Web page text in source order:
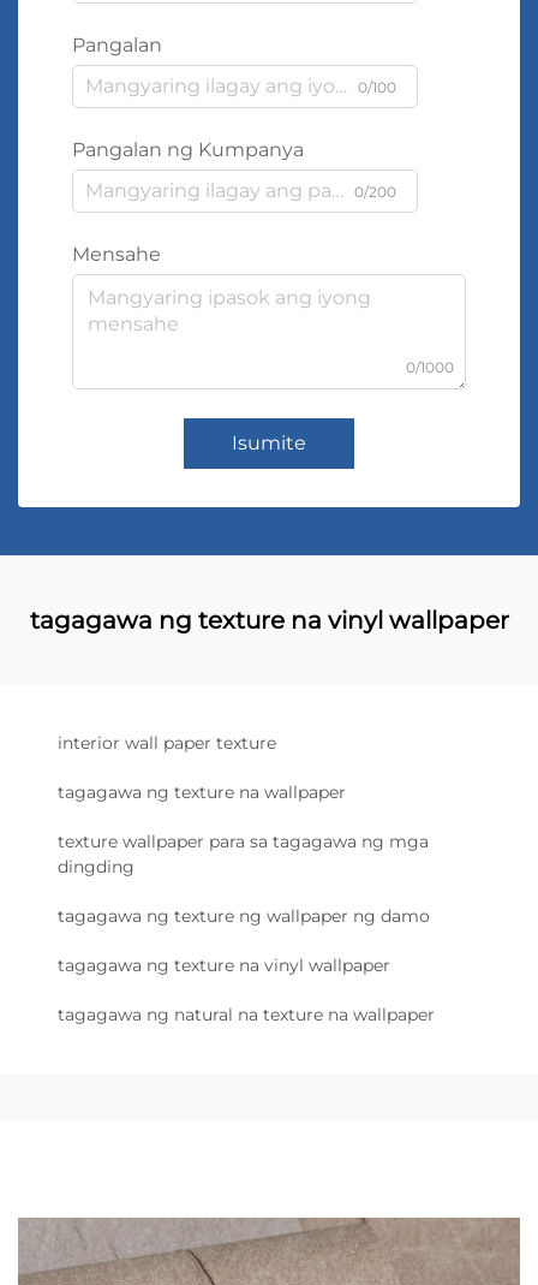
Pangalan
0/100
Pangalan ng Kumpanya
0/200
Mensahe
0/1000
Isumite
tagagawa ng texture na vinyl wallpaper
interior wall paper texture
tagagawa ng texture na wallpaper
texture wallpaper para sa tagagawa ng mga
dingding
tagagawa ng texture ng wallpaper ng damo
tagagawa ng texture na vinyl wallpaper
tagagawa ng natural na texture na wallpaper